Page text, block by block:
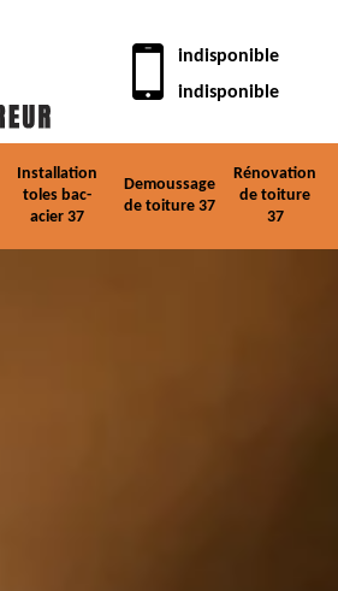
indisponible
indisponible
Installation
toles bac-
acier 37
Demoussage
de toiture 37
Rénovation
de toiture
37